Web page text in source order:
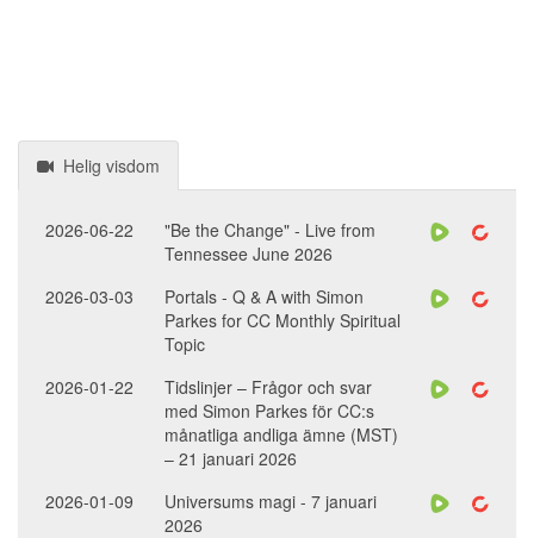
Helig visdom
2026-06-22
"Be the Change" - Live from
Tennessee June 2026
2026-03-03
Portals - Q & A with Simon
Parkes for CC Monthly Spiritual
Topic
2026-01-22
Tidslinjer – Frågor och svar
med Simon Parkes för CC:s
månatliga andliga ämne (MST)
– 21 januari 2026
2026-01-09
Universums magi - 7 januari
2026